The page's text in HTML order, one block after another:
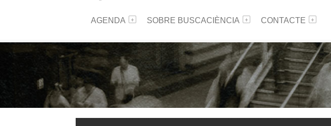
AGENDA SOBRE BUSCACIÈNCIA CONTACTE